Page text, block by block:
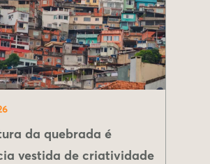
da quebrada é
vestida de criatividade